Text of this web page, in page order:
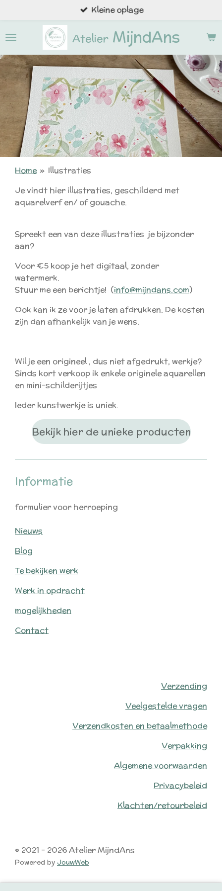
naar
hoofdinhoud
AtelierMijndAns
Kleine oplage
Home » Illustraties
Je vindt hier illustraties, geschilderd met
aquarelverf en/ of gouache.
Spreekt een van deze illustraties je bijzonder
aan?
Voor €5 koop je het digitaal, zonder
watermerk.
Stuur me een berichtje! (info@mijndans.com)
Ook kan ik ze voor je laten afdrukken. De kosten
zijn dan afhankelijk van je wens.
Wil je een origineel , dus niet afgedrukt, werkje?
Sinds kort verkoop ik enkele originele aquarellen
en mini-schilderijtjes
Ieder kunstwerkje is uniek.
Bekijk hier de unieke producten
Informatie
formulier voor herroeping
Nieuws
Blog
Te bekijken werk
Werk in opdracht
mogelijkheden
Contact
Verzending
Veelgestelde vragen
Verzendkosten en betaalmethode
Verpakking
Algemene voorwaarden
Privacybeleid
Klachten/retourbeleid
© 2021 - 2026 Atelier MijndAns
Powered by JouwWeb